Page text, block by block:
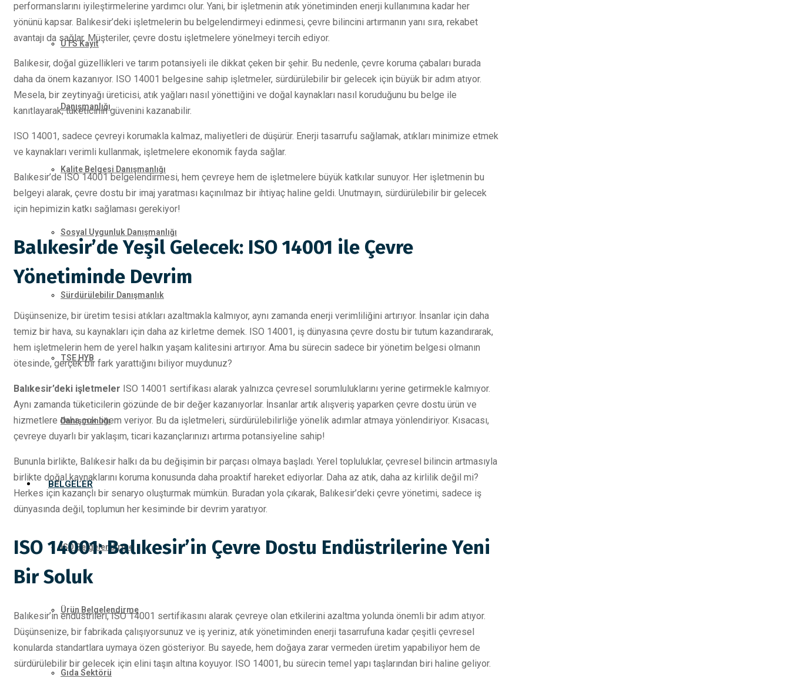
ÜTS Kayıt
Danışmanlığı
Kalite Belgesi Danışmanlığı
Sosyal Uygunluk Danışmanlığı
Sürdürülebilir Danışmanlık
TSE HYB
Danışmanlığı
BELGELER
ISO Belgelendirme
Ürün Belgelendirme
Gıda Sektörü
performanslarını iyileştirmelerine yardımcı olur. Yani, bir işletmenin atık yönetiminden enerji kullanımına kadar her
yönünü kapsar. Balıkesir’deki işletmelerin bu belgelendirmeyi edinmesi, çevre bilincini artırmanın yanı sıra, rekabet
avantajı da sağlar. Müşteriler, çevre dostu işletmelere yönelmeyi tercih ediyor.
Balıkesir, doğal güzellikleri ve tarım potansiyeli ile dikkat çeken bir şehir. Bu nedenle, çevre koruma çabaları burada
daha da önem kazanıyor. ISO 14001 belgesine sahip işletmeler, sürdürülebilir bir gelecek için büyük bir adım atıyor.
Mesela, bir zeytinyağı üreticisi, atık yağları nasıl yönettiğini ve doğal kaynakları nasıl koruduğunu bu belge ile
kanıtlayarak, tüketicinin güvenini kazanabilir.
ISO 14001, sadece çevreyi korumakla kalmaz, maliyetleri de düşürür. Enerji tasarrufu sağlamak, atıkları minimize etmek
ve kaynakları verimli kullanmak, işletmelere ekonomik fayda sağlar.
Balıkesir’de ISO 14001 belgelendirmesi, hem çevreye hem de işletmelere büyük katkılar sunuyor. Her işletmenin bu
belgeyi alarak, çevre dostu bir imaj yaratması kaçınılmaz bir ihtiyaç haline geldi. Unutmayın, sürdürülebilir bir gelecek
için hepimizin katkı sağlaması gerekiyor!
Balıkesir’de Yeşil Gelecek: ISO 14001 ile Çevre
Yönetiminde Devrim
Düşünsenize, bir üretim tesisi atıkları azaltmakla kalmıyor, aynı zamanda enerji verimliliğini artırıyor. İnsanlar için daha
temiz bir hava, su kaynakları için daha az kirletme demek. ISO 14001, iş dünyasına çevre dostu bir tutum kazandırarak,
hem işletmelerin hem de yerel halkın yaşam kalitesini artırıyor. Ama bu sürecin sadece bir yönetim belgesi olmanın
ötesinde, gerçek bir fark yarattığını biliyor muydunuz?
Balıkesir’deki işletmeler ISO 14001 sertifikası alarak yalnızca çevresel sorumluluklarını yerine getirmekle kalmıyor.
Aynı zamanda tüketicilerin gözünde de bir değer kazanıyorlar. İnsanlar artık alışveriş yaparken çevre dostu ürün ve
hizmetlere daha çok önem veriyor. Bu da işletmeleri, sürdürülebilirliğe yönelik adımlar atmaya yönlendiriyor. Kısacası,
çevreye duyarlı bir yaklaşım, ticari kazançlarınızı artırma potansiyeline sahip!
Bununla birlikte, Balıkesir halkı da bu değişimin bir parçası olmaya başladı. Yerel topluluklar, çevresel bilincin artmasıyla
birlikte doğal kaynaklarını koruma konusunda daha proaktif hareket ediyorlar. Daha az atık, daha az kirlilik değil mi?
Herkes için kazançlı bir senaryo oluşturmak mümkün. Buradan yola çıkarak, Balıkesir’deki çevre yönetimi, sadece iş
dünyasında değil, toplumun her kesiminde bir devrim yaratıyor.
ISO 14001: Balıkesir’in Çevre Dostu Endüstrilerine Yeni
Bir Soluk
Balıkesir’in endüstrileri, ISO 14001 sertifikasını alarak çevreye olan etkilerini azaltma yolunda önemli bir adım atıyor.
Düşünsenize, bir fabrikada çalışıyorsunuz ve iş yeriniz, atık yönetiminden enerji tasarrufuna kadar çeşitli çevresel
konularda standartlara uymaya özen gösteriyor. Bu sayede, hem doğaya zarar vermeden üretim yapabiliyor hem de
sürdürülebilir bir gelecek için elini taşın altına koyuyor. ISO 14001, bu sürecin temel yapı taşlarından biri haline geliyor.